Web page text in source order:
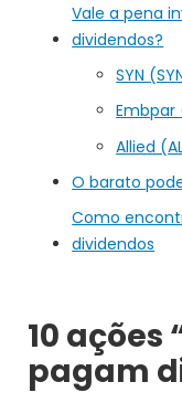
Vale a pena
dividendos?
SYN
Embpar
Allied
O barato
Como
dividendos
10 ações
pagam